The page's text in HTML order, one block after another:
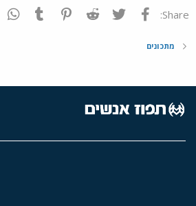
Share: פייסבוק Twitter
Reddit
Pinterest
Tumblr
מתכונים